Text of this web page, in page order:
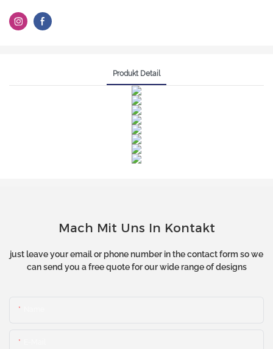
Produkt Detail
Mach Mit Uns In Kontakt
just leave your email or phone number in the contact form so we
can send you a free quote for our wide range of designs